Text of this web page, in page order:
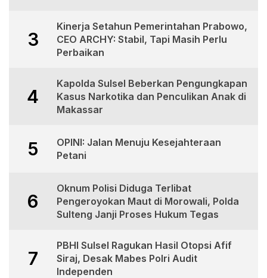
3
Kinerja Setahun Pemerintahan Prabowo,
CEO ARCHY: Stabil, Tapi Masih Perlu
Perbaikan
4
Kapolda Sulsel Beberkan Pengungkapan
Kasus Narkotika dan Penculikan Anak di
Makassar
5
OPINI: Jalan Menuju Kesejahteraan
Petani
6
Oknum Polisi Diduga Terlibat
Pengeroyokan Maut di Morowali, Polda
Sulteng Janji Proses Hukum Tegas
7
PBHI Sulsel Ragukan Hasil Otopsi Afif
Siraj, Desak Mabes Polri Audit
Independen